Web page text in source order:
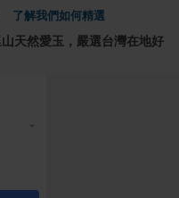
了解我們如何精選
天然愛玉，嚴選台灣在地好